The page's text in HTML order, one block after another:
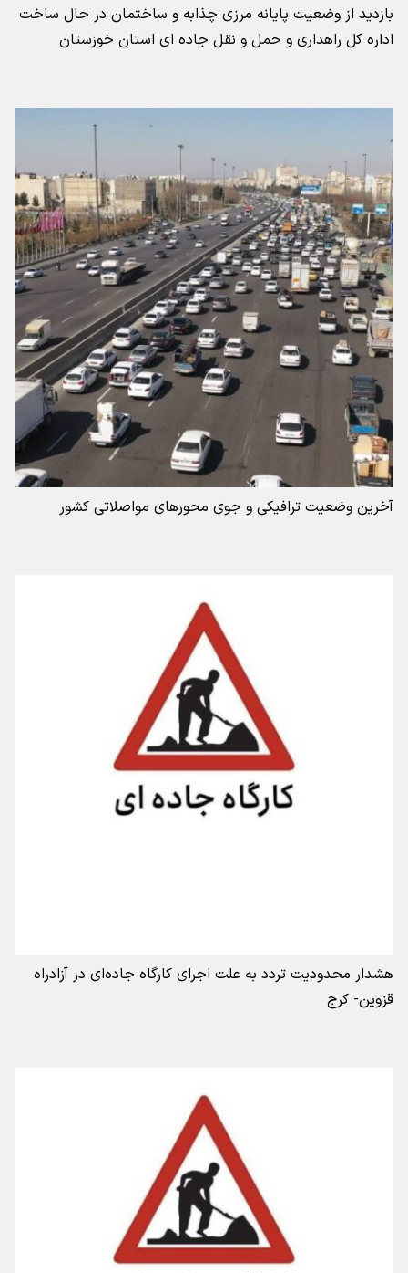
بازدید از وضعیت پایانه مرزی چذابه و ساختمان در حال ساخت
اداره کل راهداری و حمل و نقل جاده ای استان خوزستان ‌
آخرین وضعیت ترافیکی و جوی محورهای مواصلاتی کشور
هشدار محدودیت تردد به علت اجرای کارگاه جاده‌ای در آزادراه
قزوین- کرج